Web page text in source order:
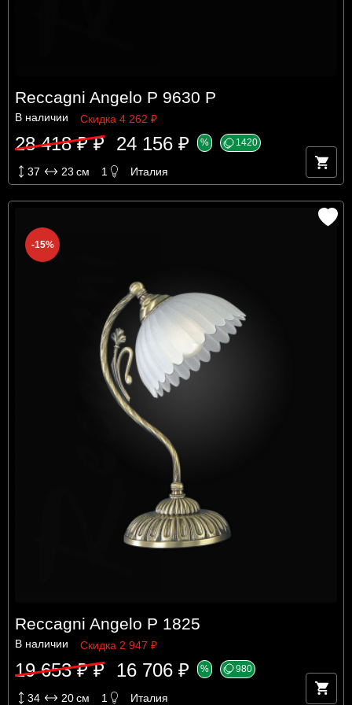
Reccagni Angelo P 9630 P
В наличии Скидка 4 262 ₽
28 418 ₽ ₽ 24 156 ₽ % 1420
37 23 см 1 Италия
-15%
Reccagni Angelo P 1825
В наличии Скидка 2 947 ₽
19 653 ₽ ₽ 16 706 ₽ % 980
34 20см 1 Италия